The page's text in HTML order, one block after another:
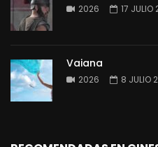
2026 17 JULIO
Vaiana
2026 8 JULIO